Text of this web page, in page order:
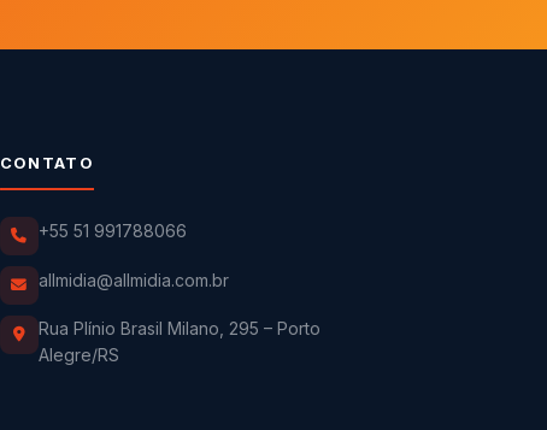
CONTATO
+55 51 991788066
allmidia@allmidia.com.br
Rua Plínio Brasil Milano, 295 – Porto
Alegre/RS